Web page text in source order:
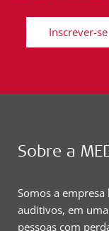
Inscrever-se
Sobre a
Somos a
auditivos, em
pessoas com